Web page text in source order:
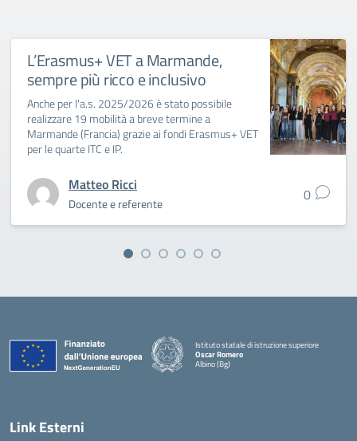
L’Erasmus+ VET a Marmande,
sempre più ricco e inclusivo
Anche per l'a.s. 2025/2026 è stato possibile
realizzare 19 mobilità a breve termine a
Marmande (Francia) grazie ai fondi Erasmus+ VET
per le quarte ITC e IP.
Matteo Ricci
Docente e referente 0
Istituto statale di istruzione superiore
Oscar Romero
Albino (Bg)
Link Esterni